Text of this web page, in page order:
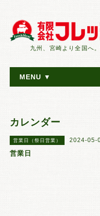
九州、宮崎より全国へ
MENU ▼
カレンダー
営業日（祭日営業） 2024-05-
営業日